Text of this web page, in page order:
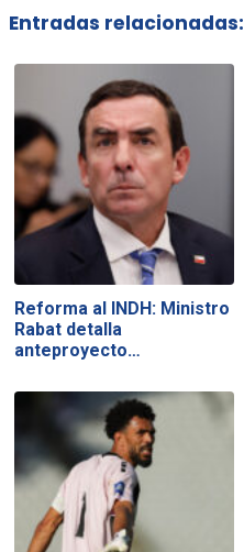
Entradas relacionadas:
Reforma al INDH: Ministro
Rabat detalla
anteproyecto…